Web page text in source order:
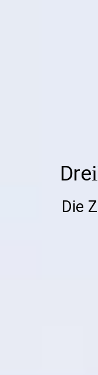
Dre
Die